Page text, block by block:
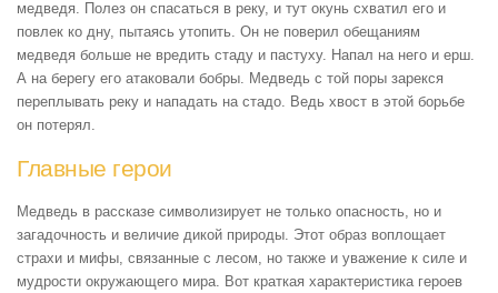
медведя. Полез он спасаться в реку, и тут окунь схватил его и
повлек ко дну, пытаясь утопить. Он не поверил обещаниям
медведя больше не вредить стаду и пастуху. Напал на него и ерш.
А на берегу его атаковали бобры. Медведь с той поры зарекся
переплывать реку и нападать на стадо. Ведь хвост в этой борьбе
он потерял.
Главные герои
Медведь в рассказе символизирует не только опасность, но и
загадочность и величие дикой природы. Этот образ воплощает
страхи и мифы, связанные с лесом, но также и уважение к силе и
мудрости окружающего мира. Вот краткая характеристика героев